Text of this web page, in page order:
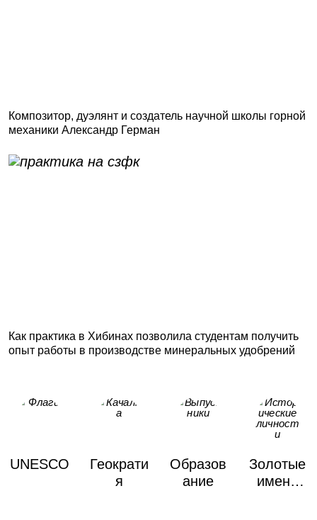
Композитор, дуэлянт и создатель научной школы горной
механики Александр Герман
Как практика в Хибинах позволила студентам получить
опыт работы в производстве минеральных удобрений
UNESCO
Геократи
я
Образов
ание
Золотые
имена